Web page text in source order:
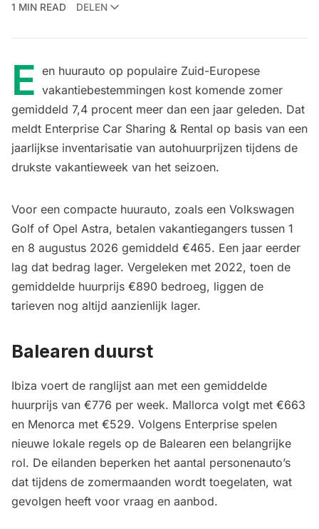
1 MIN READ
DELEN
E en huurauto op populaire Zuid-Europese
vakantiebestemmingen kost komende zomer
gemiddeld 7,4 procent meer dan een jaar geleden. Dat
meldt Enterprise Car Sharing & Rental op basis van een
jaarlijkse inventarisatie van autohuurprijzen tijdens de
drukste vakantieweek van het seizoen.
Voor een compacte huurauto, zoals een Volkswagen
Golf of Opel Astra, betalen vakantiegangers tussen 1
en 8 augustus 2026 gemiddeld €465. Een jaar eerder
lag dat bedrag lager. Vergeleken met 2022, toen de
gemiddelde huurprijs €890 bedroeg, liggen de
tarieven nog altijd aanzienlijk lager.
Balearen duurst
Ibiza voert de ranglijst aan met een gemiddelde
huurprijs van €776 per week. Mallorca volgt met €663
en Menorca met €529. Volgens Enterprise spelen
nieuwe lokale regels op de Balearen een belangrijke
rol. De eilanden beperken het aantal personenauto’s
dat tijdens de zomermaanden wordt toegelaten, wat
gevolgen heeft voor vraag en aanbod.